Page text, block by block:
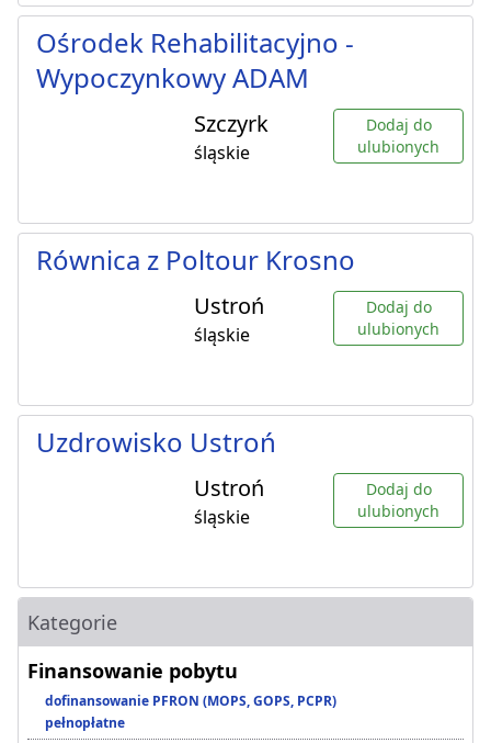
Ośrodek Rehabilitacyjno -
Wypoczynkowy ADAM
Szczyrk
śląskie
Dodaj do
ulubionych
Równica z Poltour Krosno
Ustroń
śląskie
Dodaj do
ulubionych
Uzdrowisko Ustroń
Ustroń
śląskie
Dodaj do
ulubionych
Kategorie
Finansowanie pobytu
dofinansowanie PFRON (MOPS, GOPS, PCPR)
pełnopłatne